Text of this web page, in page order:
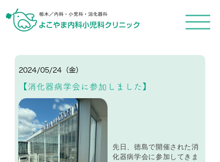
メ
ニ
ュ
2024/05/24（金）
【消化器病学会に参加しました】
先日、徳島で開催された消
化器病学会に参加してきま